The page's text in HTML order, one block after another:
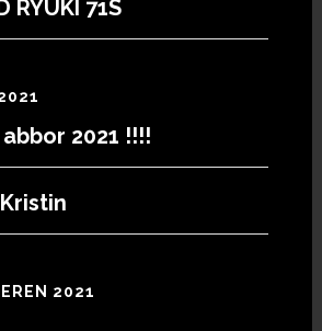
RYUKI 71S
2021 !!!!
2021